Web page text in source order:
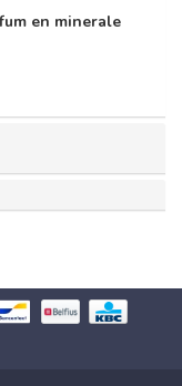
en minerale